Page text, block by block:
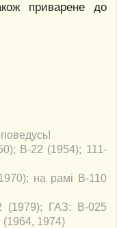
приварене до
В-22 (1954); 111-
рамі В-110
ГАЗ: В-025
1974)